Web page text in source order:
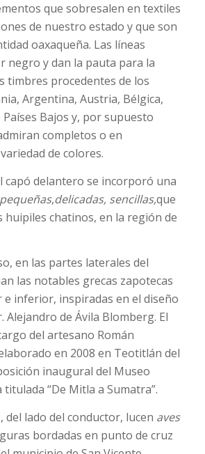
que sobresalen en textiles
de nuestro estado y que son
oaxaqueña. Las líneas
negro y dan la pauta para la
timbres procedentes de los
Argentina, Austria, Bélgica,
Países Bajos y, por supuesto
completos o en
de colores.
capó delantero se incorporó una
,delicadas, sencillas,que
huipiles chatinos, en la región de
en las partes laterales del
las notables grecas zapotecas
inferior, inspiradas en el diseño
Alejandro de Ávila Blomberg. El
del artesano Román
en 2008 en Teotitlán del
inaugural del Museo
titulada “De Mitla a Sumatra”.
del lado del conductor, lucen aves
bordadas en punto de cruz